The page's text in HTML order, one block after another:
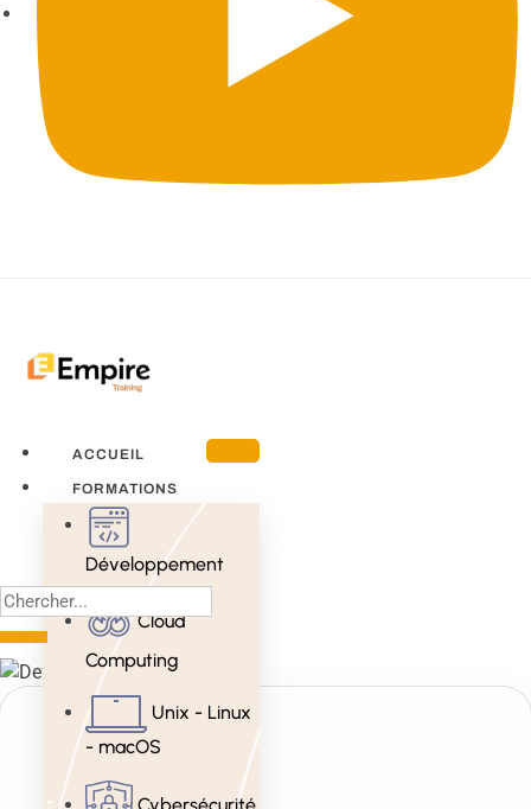
ACCUEIL
FORMATIONS
Développement
Cloud
Computing
Unix - Linux
- macOS